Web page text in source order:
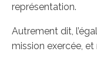
représentation.
Autrement dit,
mission exercée,